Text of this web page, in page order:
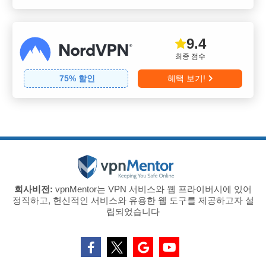
최종 점수
9.4
75% 할인 혜택 보기!
회사비전: vpnMentor는 VPN 서비스와 웹 프라이버시에 있어
정직하고, 헌신적인 서비스와 유용한 웹 도구를 제공하고자 설
립되었습니다